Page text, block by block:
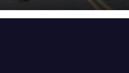
abrogación del 5503